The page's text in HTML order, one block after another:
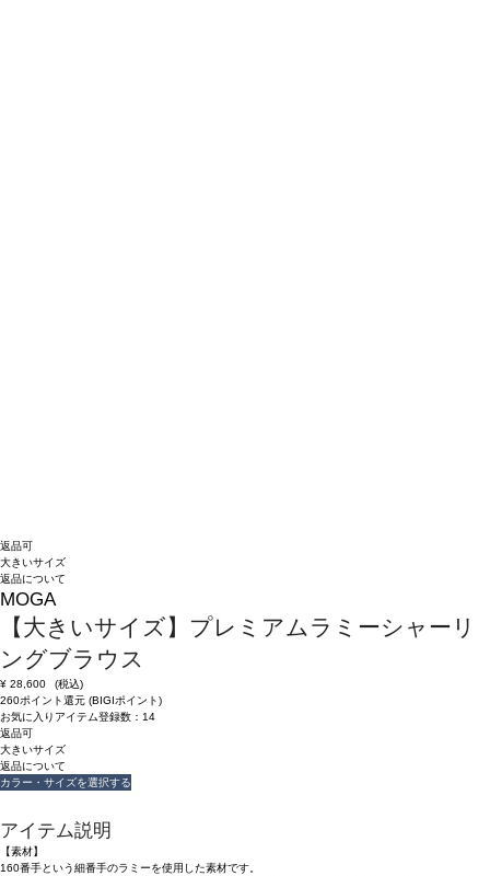
返品可
大きいサイズ
返品について
MOGA
【大きいサイズ】プレミアムラミーシャーリ
ングブラウス
¥ 28,600
(税込)
260ポイント還元 (BIGIポイント)
お気に入りアイテム登録数： 14
返品可
大きいサイズ
返品について
カラー・サイズを選択する
アイテム説明
【素材】
160番手という細番手のラミーを使用した素材です。